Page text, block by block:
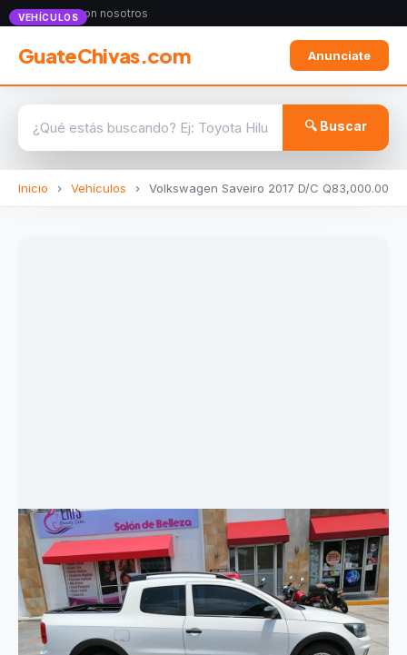
Anunciate con nosotros
GuateChivas.com Anunciate
🔍 Buscar
Inicio › Vehículos › Volkswagen Saveiro 2017 D/C Q83,000.00
VEHÍCULOS